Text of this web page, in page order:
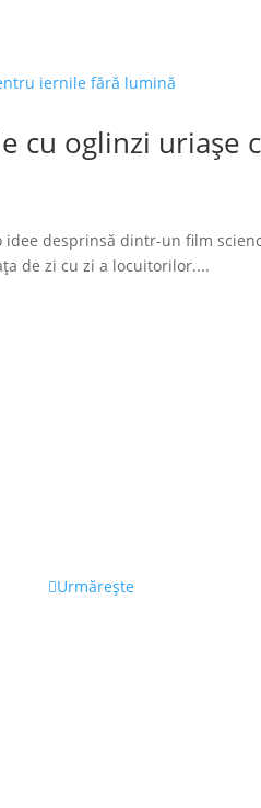
cu oglinzi
desprinsă dintr-un film
de zi cu zi a locuitorilor....
Urmărește